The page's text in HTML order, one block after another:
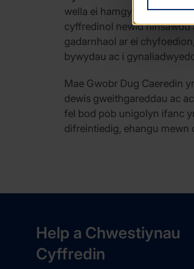
wella ei hamgylchedd lleol
cyffredinol newid hinsawdd
gadarnhaol ar ei
bywydau ac i
Mae Gwobr Dug Caeredin
dewis gweithgareddau ac
fel bod pob unigolyn ifanc
difreintiedig, ehangu mewn
Help a Chwestiynau
Cyffredin